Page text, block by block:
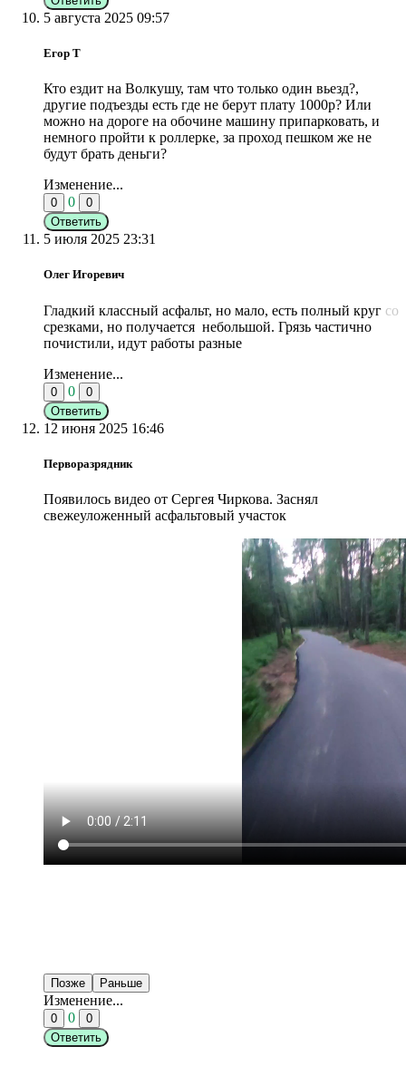
5 августа 2025 09:57
Егор Т
Кто ездит на Волкушу, там что только один вьезд?,
другие подъезды есть где не берут плату 1000р? Или
можно на дороге на обочине машину припарковать, и
немного пройти к роллерке, за проход пешком же не
будут брать деньги?
Изменение...
0 0
0
Ответить
5 июля 2025 23:31
Олег Игоревич
Гладкий классный асфальт, но мало, есть полный круг со
срезками, но получается небольшой. Грязь частично
почистили, идут работы разные
Изменение...
0 0
0
Ответить
12 июня 2025 16:46
Перворазрядник
Появилось видео от Сергея Чиркова. Заснял
свежеуложенный асфальтовый участок
Позже Раньше
Изменение...
0 0
0
Ответить